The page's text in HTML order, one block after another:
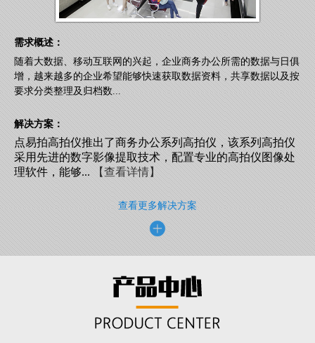
需求概述：
随着大数据、移动互联网的兴起，企业商务办公所需的数据与日俱
增，越来越多的企业希望能够快速获取数据资料，共享数据以及按
要求分类整理及归档数...
解决方案：
点易拍高拍仪推出了商务办公系列高拍仪，该系列高拍仪
采用先进的数字影像提取技术，配置专业的高拍仪图像处
理软件，能够...【查看详情】
查看更多解决方案